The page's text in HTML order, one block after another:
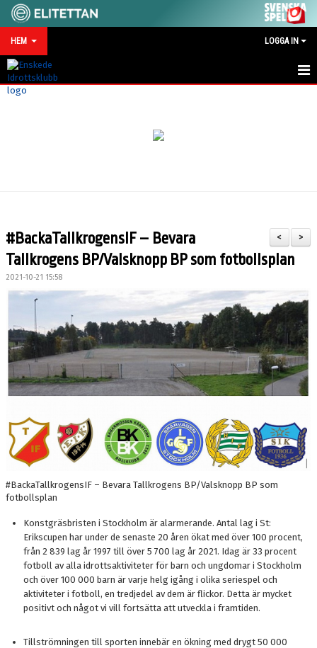
HEM LOGGA IN
HEM
SPONSRING
>
<
#BackaTallkrogensIF – Bevara
Tallkrogens BP/Valsknopp BP som fotbollsplan
2021-10-21 15:58
#BackaTallkrogensIF – Bevara Tallkrogens BP/Valsknopp BP som
fotbollsplan
Konstgräsbristen i Stockholm är alarmerande. Antal lag i St:
Erikscupen har under de senaste 20 åren ökat med över 100 procent,
från 2 839 lag år 1997 till över 5 700 lag år 2021. Idag är 33 procent
fotboll av alla idrottsaktiviteter för barn och ungdomar i Stockholm
och över 100 000 barn är varje helg igång i olika seriespel och
aktiviteter i fotboll, en tredjedel av dem är flickor. Detta är mycket
positivt och något vi vill fortsätta att utveckla i framtiden.
Tillströmningen till sporten innebär en ökning med drygt 50 000